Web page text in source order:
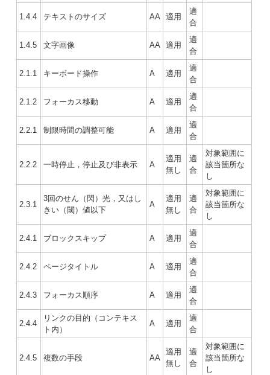
1.4.4 テキストのサイズ AA 適用
適
合
1.4.5 文字画像 AA 適用
適
合
2.1.1 キーボード操作 A 適用
適
合
2.1.2 フォーカス移動 A 適用
適
合
2.2.1 制限時間の調整可能 A 適用
適
合
2.2.2 一時停止，停止及び非表示 A
適用
無し
適
合
対象範囲に
該当箇所な
し
2.3.1
3回のせん（閃）光，又はし
きい（閾）値以下
A
適用
無し
適
合
対象範囲に
該当箇所な
し
2.4.1 ブロックスキップ A 適用
適
合
2.4.2 ページタイトル A 適用
適
合
2.4.3 フォーカス順序 A 適用
適
合
2.4.4
リンクの目的（コンテキス
ト内）
A 適用
適
合
2.4.5 複数の手段 AA
適用
無し
適
合
対象範囲に
該当箇所な
し